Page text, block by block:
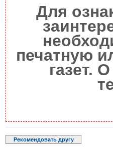
Для
печатную
газет.
Рекомендовать другу